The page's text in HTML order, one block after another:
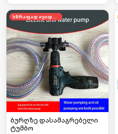
სწრაფად იყიდება
ბურღზე დასამაგრებელი
ტუმბო